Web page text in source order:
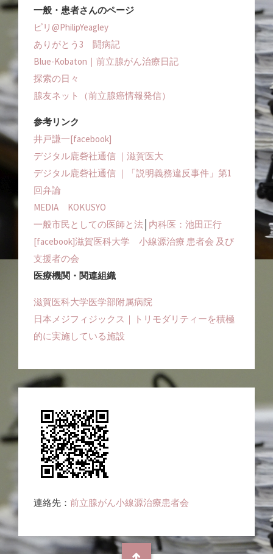
一般・患者さんのページ
ピリ@PhilipYeagley
ありがとう3 闘病記
Blue-Kobaton｜前立腺がん治療日記
探索の日々
腺友ネット（前立腺癌情報発信）
参考リンク
井戸謙一[facebook]
デジタル鹿砦社通信 ｜滋賀医大
デジタル鹿砦社通信 ｜「説明義務違反事件」第1
回弁論
MEDIA KOKUSYO
一般市民としての医師と法 内科医：池田正行
[facebook]滋賀医科大学 小線源治療 患者会 及び
支援者の会
医療機関・関連組織
滋賀医科大学医学部附属病院
日本メジフィジックス｜トリモダリティーを積極
的に実施している施設
連絡先： 前立腺がん小線源治療患者会